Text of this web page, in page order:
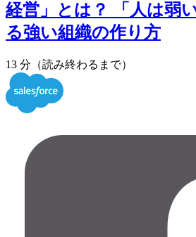
経営」とは？ 「人は弱
る強い組織の作り方
13 分（読み終わるまで）